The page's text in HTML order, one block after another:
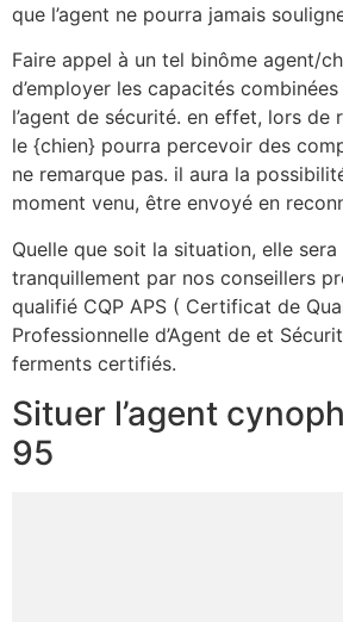
que l’agent ne pourra jamais
Faire appel à un tel binôme agent/
d’employer les capacités
l’agent de sécurité. en effet, lors de
le {chien} pourra percevoir des
ne remarque pas. il aura la
moment venu, être envoyé en
Quelle que soit la situation, elle sera
tranquillement par nos conseillers
qualifié CQP APS ( Certificat de
Professionnelle d’Agent de et
ferments certifiés.
Situer l’agent
95